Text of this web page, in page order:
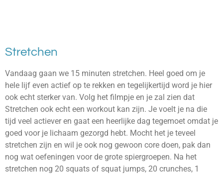
Stretchen
Vandaag gaan we 15 minuten stretchen. Heel goed om je
hele lijf even actief op te rekken en tegelijkertijd word je hier
ook echt sterker van. Volg het filmpje en je zal zien dat
Stretchen ook echt een workout kan zijn. Je voelt je na die
tijd veel actiever en gaat een heerlijke dag tegemoet omdat je
goed voor je lichaam gezorgd hebt. Mocht het je teveel
stretchen zijn en wil je ook nog gewoon core doen, pak dan
nog wat oefeningen voor de grote spiergroepen. Na het
stretchen nog 20 squats of squat jumps, 20 crunches, 1